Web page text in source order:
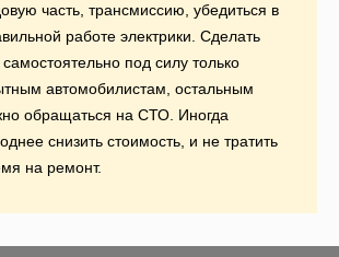
часть, трансмиссию, убедиться в
работе электрики. Сделать
самостоятельно под силу только
автомобилистам, остальным
обращаться на СТО. Иногда
снизить стоимость, и не тратить
на ремонт.